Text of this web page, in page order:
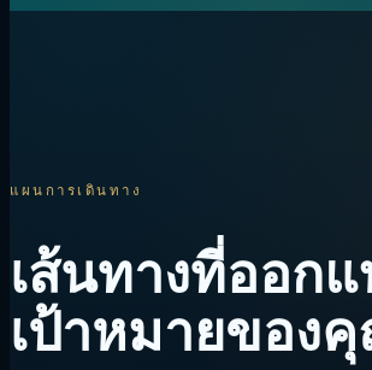
แผนการเดินทาง
เส้นทางที่ออก
เป้าหมายของ